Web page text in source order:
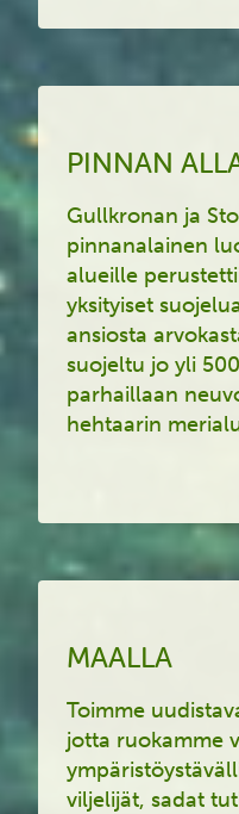
PINNAN
Gullkronan ja
pinnanalainen
alueille
yksityiset
ansiosta a
suojeltu jo yli
parhaillaan
hehtaarin
MAALLA
Toimme
jotta ruokamme
viljelijät, sadat